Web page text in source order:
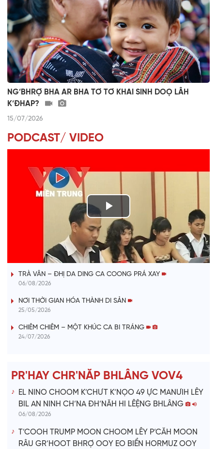
NG’BHRỢ BHA AR BHA TƠ TƠ KHAI SINH DOỌ LÂH
K’ĐHAP?
15/07/2026
PODCAST/ VIDEO
P
l
a
V
i
e
o
VÀI PHÚT DÀNH CHO QUẢNG BÁ
TRÀ VÂN – ĐHỊ DA DING CA COONG PRÁ XAY
06/08/2026
NƠI THỜI GIAN HÓA THÀNH DI SẢN
25/05/2026
CHIÊM CHIÊM – MỘT KHÚC CA BI TRÁNG
24/07/2026
PR'HAY CHR'NĂP BHLÂNG VOV4
EL NINO CHOOM K’CHƯT K’NỌO 49 ỰC MANƯIH LÊY
BIL AN NINH CH’NA ĐH’NĂH HI LÊỆNG BHLÂNG
06/08/2026
T’COOH TRUMP MOON CHOOM LÊY P’CĂH MOON
RÂU GR’HOOT BHRỢ OOY EO BIỂN HORMUZ OOY